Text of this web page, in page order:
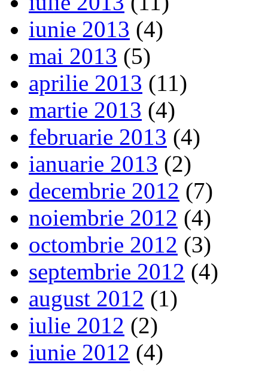
iunie 2013 (4)
mai 2013 (5)
aprilie 2013 (11)
martie 2013 (4)
februarie 2013 (4)
ianuarie 2013 (2)
decembrie 2012 (7)
noiembrie 2012 (4)
octombrie 2012 (3)
septembrie 2012 (4)
august 2012 (1)
iulie 2012 (2)
iunie 2012 (4)